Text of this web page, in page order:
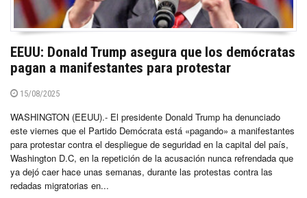
EEUU: Donald Trump asegura que los demócratas
pagan a manifestantes para protestar
15/08/2025
WASHINGTON (EEUU).- El presidente Donald Trump ha denunciado
este viernes que el Partido Demócrata está «pagando» a manifestantes
para protestar contra el despliegue de seguridad en la capital del país,
Washington D.C, en la repetición de la acusación nunca refrendada que
ya dejó caer hace unas semanas, durante las protestas contra las
redadas migratorias en...